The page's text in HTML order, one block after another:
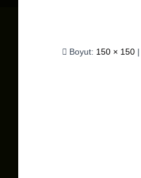
Boyut: 150 × 150 |